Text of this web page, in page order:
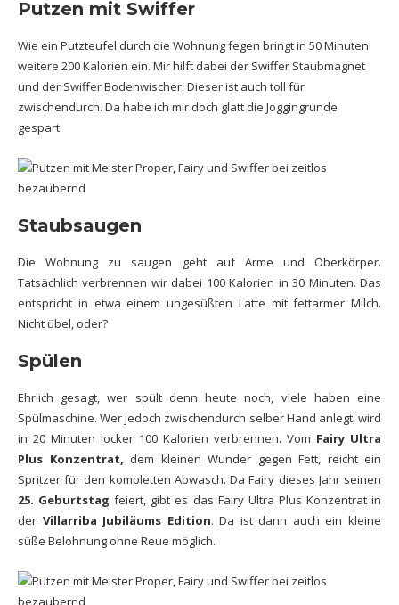
Putzen mit Swiffer
Wie ein Putzteufel durch die Wohnung fegen bringt in 50 Minuten
weitere 200 Kalorien ein. Mir hilft dabei der Swiffer Staubmagnet
und der Swiffer Bodenwischer. Dieser ist auch toll für
zwischendurch. Da habe ich mir doch glatt die Joggingrunde
gespart.
Staubsaugen
Die Wohnung zu saugen geht auf Arme und Oberkörper.
Tatsächlich verbrennen wir dabei 100 Kalorien in 30 Minuten. Das
entspricht in etwa einem ungesüßten Latte mit fettarmer Milch.
Nicht übel, oder?
Spülen
Ehrlich gesagt, wer spült denn heute noch, viele haben eine
Spülmaschine. Wer jedoch zwischendurch selber Hand anlegt, wird
in 20 Minuten locker 100 Kalorien verbrennen. Vom Fairy Ultra
Plus Konzentrat, dem kleinen Wunder gegen Fett, reicht ein
Spritzer für den kompletten Abwasch. Da Fairy dieses Jahr seinen
25. Geburtstag feiert, gibt es das Fairy Ultra Plus Konzentrat in
der Villarriba Jubiläums Edition. Da ist dann auch ein kleine
süße Belohnung ohne Reue möglich.